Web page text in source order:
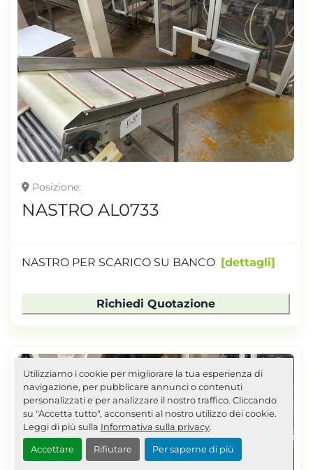
Utilizziamo i cookie per migliorare la tua esperienza di
navigazione, per pubblicare annunci o contenuti
personalizzati e per analizzare il nostro traffico. Cliccando
su "Accetta tutto", acconsenti al nostro utilizzo dei cookie.
Leggi di più sulla Informativa sulla privacy.
Accettare Rifiutare Per saperne di più
Posizione
NASTRO AL0733
NASTRO PER SCARICO SU BANCO dettagli
Richiedi Quotazione